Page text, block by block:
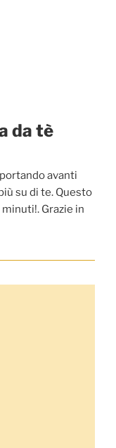
da tè
avanti
su di te. Questo
Grazie in